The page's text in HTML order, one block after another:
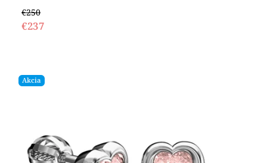
€250
€237
Akcia